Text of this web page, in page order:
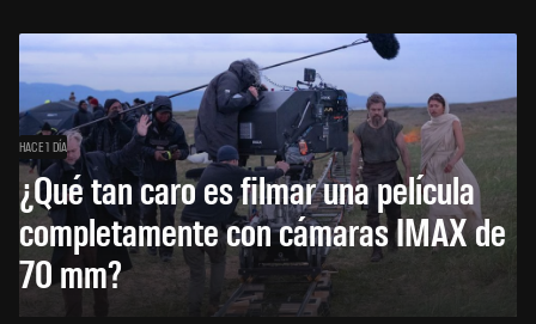
HACE 1 DÍA
¿Qué tan caro es filmar una película
completamente con cámaras IMAX de
70 mm?